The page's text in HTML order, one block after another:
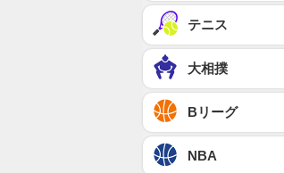
テニス
大相撲
Bリーグ
NBA